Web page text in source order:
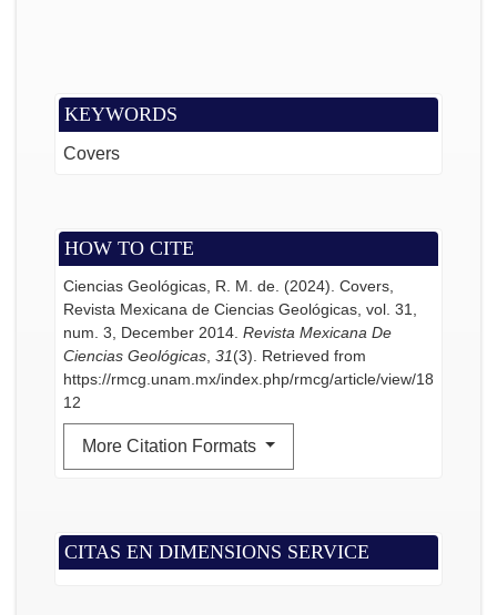
KEYWORDS
Covers
HOW TO CITE
Ciencias Geológicas, R. M. de. (2024). Covers,
Revista Mexicana de Ciencias Geológicas, vol. 31,
num. 3, December 2014. Revista Mexicana De
Ciencias Geológicas, 31(3). Retrieved from
https://rmcg.unam.mx/index.php/rmcg/article/view/18
12
More Citation Formats
CITAS EN DIMENSIONS SERVICE